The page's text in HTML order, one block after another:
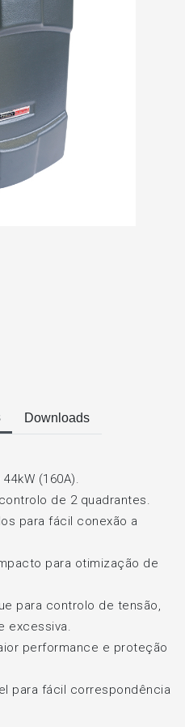
Downloads
(160A).
de 2 quadrantes.
para fácil conexão a
para otimização de
para controlo de tensão,
excessiva.
performance e proteção
para fácil correspondência